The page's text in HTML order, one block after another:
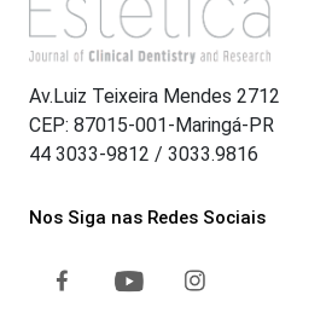
Av.Luiz Teixeira Mendes 2712
CEP: 87015-001-Maringá-PR
44 3033-9812 / 3033.9816
Nos Siga nas Redes Sociais